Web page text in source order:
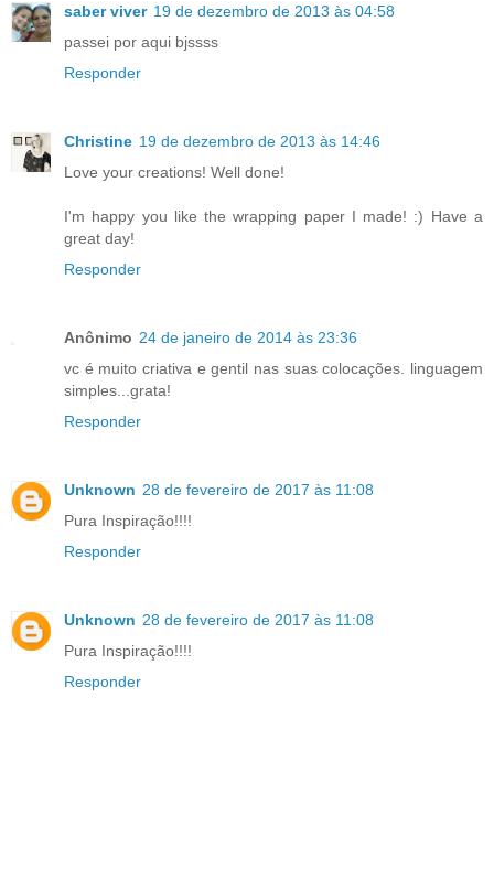
saber viver 19 de dezembro de 2013 às 04:58
passei por aqui bjssss
Responder
Christine 19 de dezembro de 2013 às 14:46
Love your creations! Well done!
I'm happy you like the wrapping paper I made! :) Have a
great day!
Responder
Anônimo 24 de janeiro de 2014 às 23:36
vc é muito criativa e gentil nas suas colocações. linguagem
simples...grata!
Responder
Unknown 28 de fevereiro de 2017 às 11:08
Pura Inspiração!!!!
Responder
Unknown 28 de fevereiro de 2017 às 11:08
Pura Inspiração!!!!
Responder